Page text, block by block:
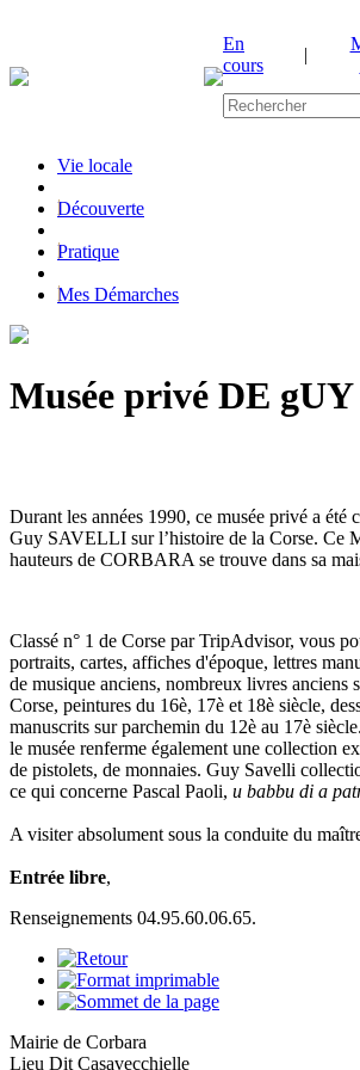
En
cours
|
Vie locale
|Découverte
|Pratique
|Mes Démarches
Musée privé DE
Durant les années 1990, ce musée privé a été
Guy SAVELLI sur l’histoire de la Corse. Ce
hauteurs de CORBARA se trouve dans sa
Classé n° 1 de Corse par TripAdvisor, vous
portraits, cartes, affiches d'époque, lettres
de musique anciens, nombreux livres anciens
Corse, peintures du 16è, 17è et 18è siècle,
manuscrits sur parchemin du 12è au 17è
le musée renferme également une collection
de pistolets, de monnaies. Guy Savelli
ce qui concerne Pascal Paoli, u babbu di a
A visiter absolument sous la conduite du
Entrée libre,
Renseignements 04.95.60.06.65.
Mairie de Corbara
Lieu Dit Casavecchielle